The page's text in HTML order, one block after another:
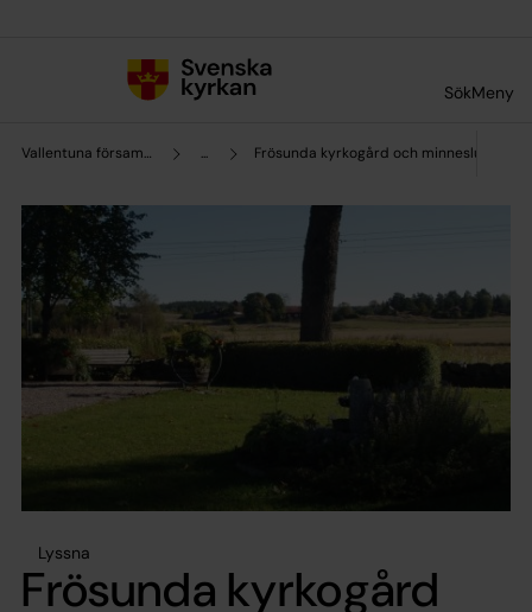
SökMeny
Vallentuna församling ... Frösunda kyrkogård och minneslund
Lyssna
Frösunda kyrkogård